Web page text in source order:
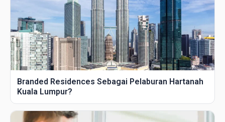
Branded Residences Sebagai Pelaburan Hartanah
Kuala Lumpur?